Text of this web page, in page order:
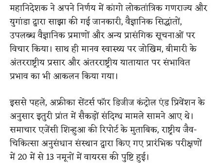
महानिदेशक ने अपने निर्णय में कांगो लोकतांत्रिक गणराज्य और
युगांडा द्वारा साझा की गई जानकारी, वैज्ञानिक सिद्धांतों,
उपलब्ध वैज्ञानिक प्रमाणों और अन्य प्रासंगिक सूचनाओं पर
विचार किया। साथ ही मानव स्वास्थ्य पर जोखिम, बीमारी के
अंतरराष्ट्रीय प्रसार और अंतरराष्ट्रीय यातायात पर संभावित
प्रभाव का भी आकलन किया गया।
इससे पहले, अफ्रीका सेंटर्स फॉर डिजीज कंट्रोल एंड प्रिवेंशन के
अनुसार इतुरी प्रांत में सैकड़ों संदिग्ध मामले सामने आए थे।
समाचार एजेंसी शिन्हुआ की रिपोर्ट के मुताबिक, राष्ट्रीय जैव-
चिकित्सा अनुसंधान संस्थान द्वारा किए गए प्रारंभिक परीक्षणों
में 20 में से 13 नमूनों में वायरस की पुष्टि हुई।